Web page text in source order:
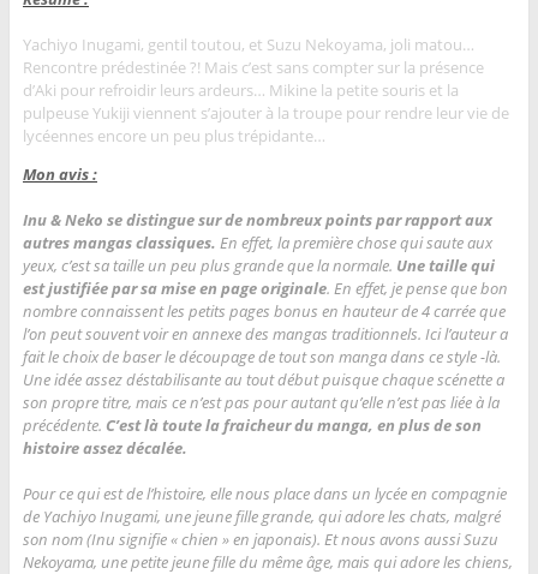
Yachiyo Inugami, gentil toutou, et Suzu Nekoyama, joli matou…
Rencontre prédestinée ?! Mais c’est sans compter sur la présence
d’Aki pour refroidir leurs ardeurs… Mikine la petite souris et la
pulpeuse Yukiji viennent s’ajouter à la troupe pour rendre leur vie de
lycéennes encore un peu plus trépidante…
Mon avis :
Inu & Neko se distingue sur de nombreux points par rapport aux
autres mangas classiques. En effet, la première chose qui saute aux
yeux, c’est sa taille un peu plus grande que la normale. Une taille qui
est justifiée par sa mise en page originale. En effet, je pense que bon
nombre connaissent les petits pages bonus en hauteur de 4 carrée que
l’on peut souvent voir en annexe des mangas traditionnels. Ici l’auteur a
fait le choix de baser le découpage de tout son manga dans ce style -là.
Une idée assez déstabilisante au tout début puisque chaque scénette a
son propre titre, mais ce n’est pas pour autant qu’elle n’est pas liée à la
précédente. C’est là toute la fraicheur du manga, en plus de son
histoire assez décalée.
Pour ce qui est de l’histoire, elle nous place dans un lycée en compagnie
de Yachiyo Inugami, une jeune fille grande, qui adore les chats, malgré
son nom (Inu signifie « chien » en japonais). Et nous avons aussi Suzu
Nekoyama, une petite jeune fille du même âge, mais qui adore les chiens,